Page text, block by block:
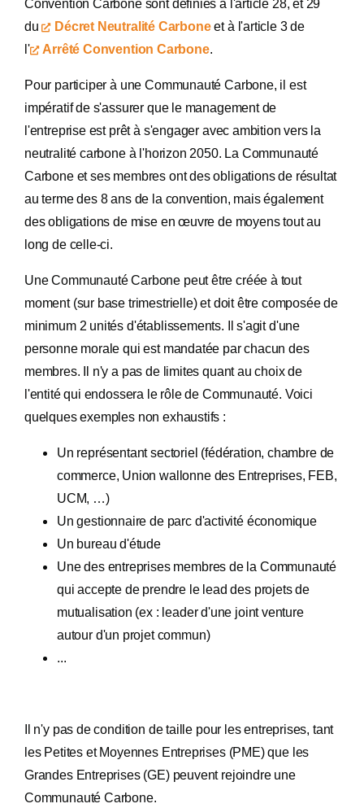
Convention Carbone sont définies à l'article 28, et 29
du
Décret Neutralité Carboneet à l'article 3 de
l'
Arrêté Convention Carbone.
Pour participer à une Communauté Carbone, il est
impératif de s'assurer que le management de
l'entreprise est prêt à s'engager avec ambition vers la
neutralité carbone à l'horizon 2050. La Communauté
Carbone et ses membres ont des obligations de résultat
au terme des 8 ans de la convention, mais également
des obligations de mise en œuvre de moyens tout au
long de celle-ci.
Une Communauté Carbone peut être créée à tout
moment (sur base trimestrielle) et doit être composée de
minimum 2 unités d'établissements. Il s'agit d'une
personne morale qui est mandatée par chacun des
membres. Il n'y a pas de limites quant au choix de
l'entité qui endossera le rôle de Communauté. Voici
quelques exemples non exhaustifs :
Un représentant sectoriel (fédération, chambre de
commerce, Union wallonne des Entreprises, FEB,
UCM, …)
Un gestionnaire de parc d'activité économique
Un bureau d'étude
Une des entreprises membres de la Communauté
qui accepte de prendre le lead des projets de
mutualisation (ex : leader d'une joint venture
autour d'un projet commun)
...
Il n'y pas de condition de taille pour les entreprises, tant
les Petites et Moyennes Entreprises (PME) que les
Grandes Entreprises (GE) peuvent rejoindre une
Communauté Carbone.